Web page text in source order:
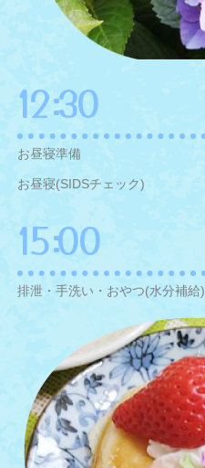
12:30
お昼寝準備
お昼寝(SIDSチェック)
15:00
排泄・手洗い・おやつ(水分補給)